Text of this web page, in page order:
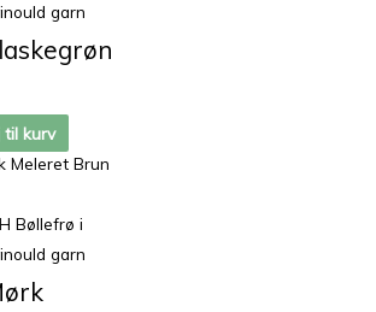
garn
til kurv
Bøllefrø i
garn